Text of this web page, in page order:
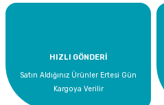
HIZLI GÖNDERİ
Satın Aldığınız Ürünler Ertesi Gün
Kargoya Verilir